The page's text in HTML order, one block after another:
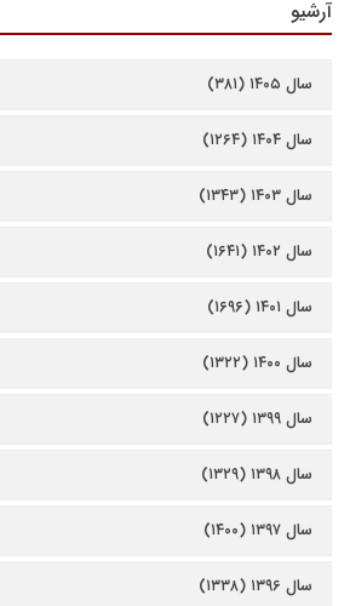
آرشیو
سال ۱۴۰۵ (۳۸۱)
سال ۱۴۰۴ (۱۲۶۴)
سال ۱۴۰۳ (۱۳۴۳)
سال ۱۴۰۲ (۱۶۴۱)
سال ۱۴۰۱ (۱۶۹۶)
سال ۱۴۰۰ (۱۳۲۲)
سال ۱۳۹۹ (۱۲۲۷)
سال ۱۳۹۸ (۱۳۲۹)
سال ۱۳۹۷ (۱۴۰۰)
سال ۱۳۹۶ (۱۳۳۸)